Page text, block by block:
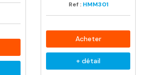
Ref : HMM301
Acheter
+ détail